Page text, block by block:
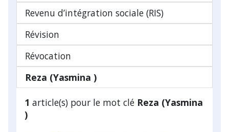
Revenu d’intégration sociale (RIS)
Révision
Révocation
Reza (Yasmina )
1 article(s) pour le mot clé Reza (Yasmina
)